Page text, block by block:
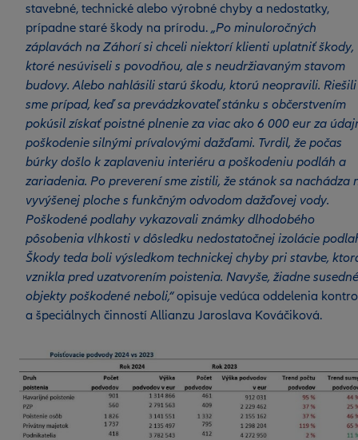
stavebné, technické alebo výrobné chyby a nedostatky,
prípadne staré škody na prírodu. „Po minuloročných
záplavách na Záhorí si chceli niektorí klienti uplatniť škody,
ktoré nesúviseli s povodňou, ale s neudržiavaným stavom
budovy. Alebo nahlásili starú škodu, ktorú neopravili. Riešili
sme prípad, keď sa prevádzkovateľ stánku s občerstvením
pokúsil získať poistné plnenie za viac ako 6 000 eur za
poškodenie silnými prívalovými dažďami. Tvrdil, že počas
búrky došlo k zaplaveniu interiéru a poškodeniu podláh a
zariadenia. Po preverení sme zistili, že stánok sa nachádza
vyvýšenej ploche s funkčným odvodom dažďovej vody.
Poškodené podlahy vykazovali známky dlhodobého
pôsobenia vlhkosti v dôsledku nedostatočnej izolácie
Škody teda boli výsledkom technickej chyby pri stavbe,
vznikla pred uzatvorením poistenia. Navyše, žiadne susedné
objekty poškodené neboli,“opisuje vedúca oddelenia
a špeciálnych činností Allianzu Jaroslava Kováčiková.